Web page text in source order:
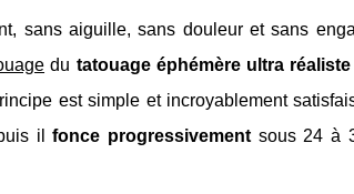
sans aiguille, sans douleur et sans
du tatouage éphémère ultra réaliste
est simple et incroyablement
ilfonce progressivement sous 24 à